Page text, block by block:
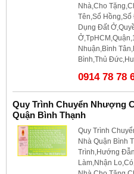
Nhà,Cho
Tên,Sổ
Dụng Đất
Nhuận,Bình
Bình,Thủ
0914 78 78
Quy Trình Chuyển Nhượng
Quận Bình Thạnh
Quy Trình
Nhà Quận Bình
Trình,Hướng
Làm,Nhận